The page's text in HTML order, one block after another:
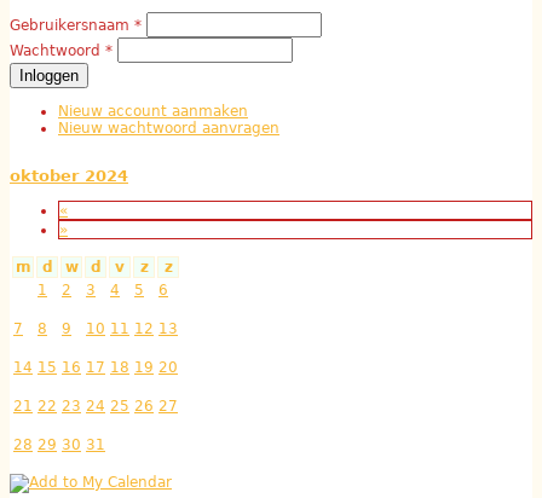
Gebruikerslogin
Gebruikersnaam *
Wachtwoord *
Nieuw account aanmaken
Nieuw wachtwoord aanvragen
oktober 2024
«
»
m d w d v z
z
1
2 3 4 5 6
7 8 9 10 11 12 13
14 15 16 17 18 19 20
21 22 23 24 25 26 27
28 29 30 31